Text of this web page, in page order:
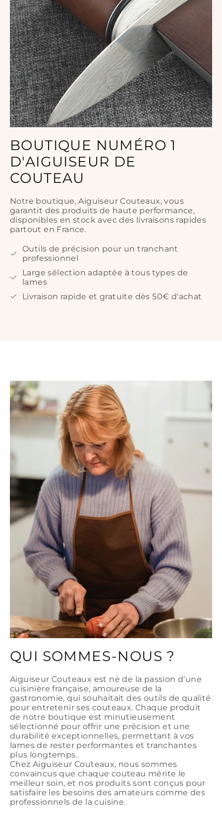
BOUTIQUE NUMÉRO 1
D'AIGUISEUR DE
COUTEAU
Notre boutique, Aiguiseur Couteaux, vous
garantit des produits de haute performance,
disponibles en stock avec des livraisons rapides
partout en France.
Outils de précision pour un tranchant
professionnel
Large sélection adaptée à tous types de
lames
Livraison rapide et gratuite dès 50€ d'achat
QUI SOMMES-NOUS ?
Aiguiseur Couteaux est né de la passion d’une
cuisinière française, amoureuse de la
gastronomie, qui souhaitait des outils de qualité
pour entretenir ses couteaux. Chaque produit
de notre boutique est minutieusement
sélectionné pour offrir une précision et une
durabilité exceptionnelles, permettant à vos
lames de rester performantes et tranchantes
plus longtemps.
Chez Aiguiseur Couteaux, nous sommes
convaincus que chaque couteau mérite le
meilleur soin, et nos produits sont conçus pour
satisfaire les besoins des amateurs comme des
professionnels de la cuisine.